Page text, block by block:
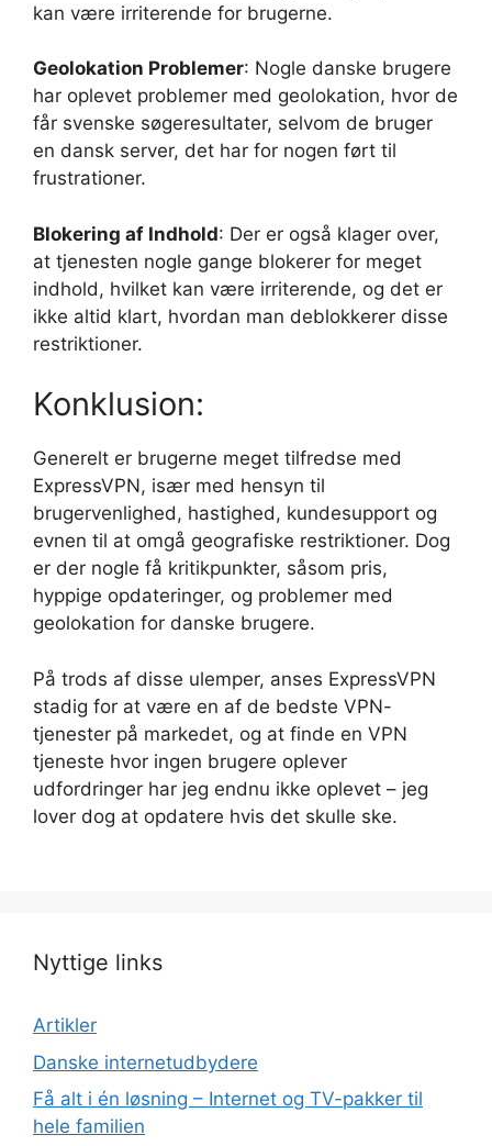
kan være irriterende for brugerne.
Geolokation Problemer: Nogle danske brugere
har oplevet problemer med geolokation, hvor de
får svenske søgeresultater, selvom de bruger
en dansk server, det har for nogen ført til
frustrationer.
Blokering af Indhold: Der er også klager over,
at tjenesten nogle gange blokerer for meget
indhold, hvilket kan være irriterende, og det er
ikke altid klart, hvordan man deblokkerer disse
restriktioner.
Konklusion:
Generelt er brugerne meget tilfredse med
ExpressVPN, især med hensyn til
brugervenlighed, hastighed, kundesupport og
evnen til at omgå geografiske restriktioner. Dog
er der nogle få kritikpunkter, såsom pris,
hyppige opdateringer, og problemer med
geolokation for danske brugere.
På trods af disse ulemper, anses ExpressVPN
stadig for at være en af de bedste VPN-
tjenester på markedet, og at finde en VPN
tjeneste hvor ingen brugere oplever
udfordringer har jeg endnu ikke oplevet – jeg
lover dog at opdatere hvis det skulle ske.
Nyttige links
Artikler
Danske internetudbydere
Få alt i én løsning – Internet og TV-pakker til
hele familien